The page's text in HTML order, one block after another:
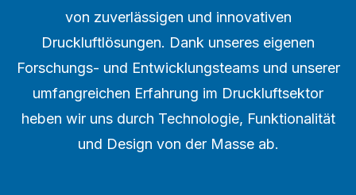
von zuverlässigen und innovativen
Druckluftlösungen. Dank unseres eigenen
Forschungs- und Entwicklungsteams und unserer
umfangreichen Erfahrung im Druckluftsektor
heben wir uns durch Technologie, Funktionalität
und Design von der Masse ab.